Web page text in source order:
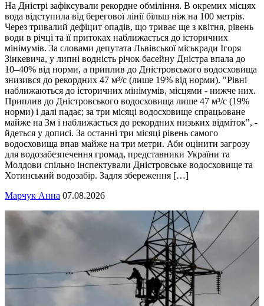
На Дністрі зафіксували рекордне обміління. В окремих місцях
вода відступила від берегової лінії більш ніж на 100 метрів.
Через тривалий дефіцит опадів, що триває ще з квітня, рівень
води в річці та її притоках наближається до історичних
мінімумів. За словами депутата Львівської міськради Ігоря
Зінкевича, у липні водність річок басейну Дністра впала до
10–40% від норми, а приплив до Дністровського водосховища
знизився до рекордних 47 м³/с (лише 19% від норми). "Рівні
наближаються до історичних мінімумів, місцями - нижче них.
Приплив до Дністровського водосховища лише 47 м³/с (19%
норми) і далі падає; за три місяці водосховище спрацьоване
майже на 3м і наближається до рекордних низьких відміток", -
йдеться у дописі. За останні три місяці рівень самого
водосховища впав майже на три метри. Аби оцінити загрозу
для водозабезпечення громад, представники України та
Молдови спільно інспектували Дністровське водосховище та
Хотинський водозабір. Задля збереження […]
Марчук Анна 07.08.2026